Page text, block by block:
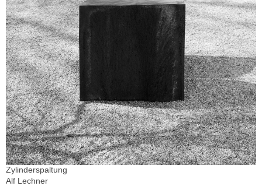
Zylinderspaltung
Alf Lechner